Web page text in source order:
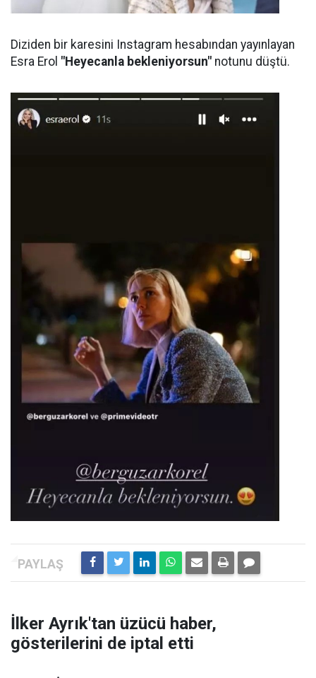
Diziden bir karesini Instagram hesabından yayınlayan
Esra Erol "Heyecanla bekleniyorsun" notunu düştü.
İlker Ayrık'tan üzücü haber,
gösterilerini de iptal etti